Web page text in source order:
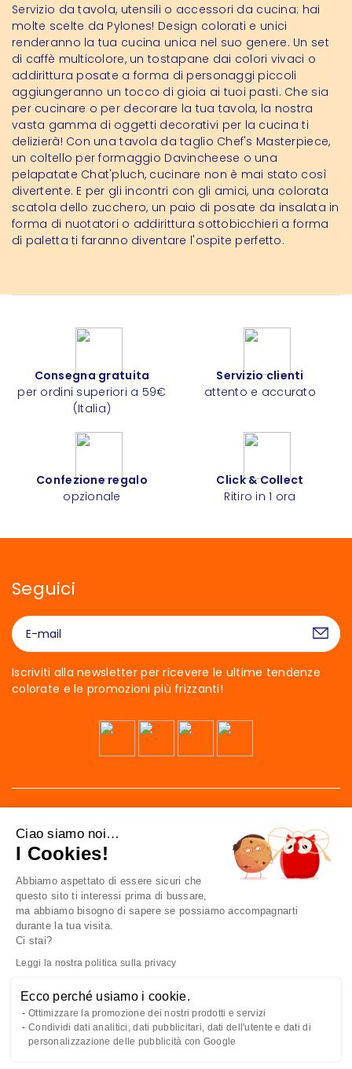
Servizio da tavola, utensili o accessori da cucina: hai
molte scelte da Pylones! Design colorati e unici
renderanno la tua cucina unica nel suo genere. Un set
di caffè multicolore, un tostapane dai colori vivaci o
addirittura posate a forma di personaggi piccoli
aggiungeranno un tocco di gioia ai tuoi pasti. Che sia
per cucinare o per decorare la tua tavola, la nostra
vasta gamma di oggetti decorativi per la cucina ti
delizierà! Con una tavola da taglio Chef's Masterpiece,
un coltello per formaggio Davincheese o una
pelapatate Chat'pluch, cucinare non è mai stato così
divertente. E per gli incontri con gli amici, una colorata
scatola dello zucchero, un paio di posate da insalata in
forma di nuotatori o addirittura sottobicchieri a forma
di paletta ti faranno diventare l'ospite perfetto.
Consegna gratuita
per ordini superiori a 59€
(Italia)
Servizio clienti
attento e accurato
Confezione regalo
opzionale
Click & Collect
Ritiro in 1 ora
Seguici
Iscriviti alla newsletter per ricevere le ultime tendenze
colorate e le promozioni più frizzanti!
41 av. de l’agent Sarre
92700 Colombes
France
CONOSCERCI
AL VOSTRO SERVIZIO
Ciao siamo noi…
I Cookies!
Abbiamo aspettato di essere sicuri che
questo sito ti interessi prima di bussare,
ma abbiamo bisogno di sapere se possiamo accompagnarti
durante la tua visita.
Ci stai?
Leggi la nostra politica sulla privacy
Ecco perché usiamo i cookie.
Ottimizzare la promozione dei nostri prodotti e servizi
Condividi dati analitici, dati pubblicitari, dati dell'utente e dati di
personalizzazione delle pubblicità con Google